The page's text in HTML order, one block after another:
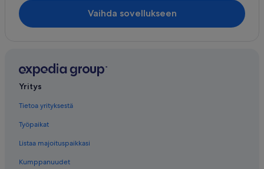
Vaihda sovellukseen
Yritys
Tietoa yrityksestä
Työpaikat
Listaa majoituspaikkasi
Kumppanuudet